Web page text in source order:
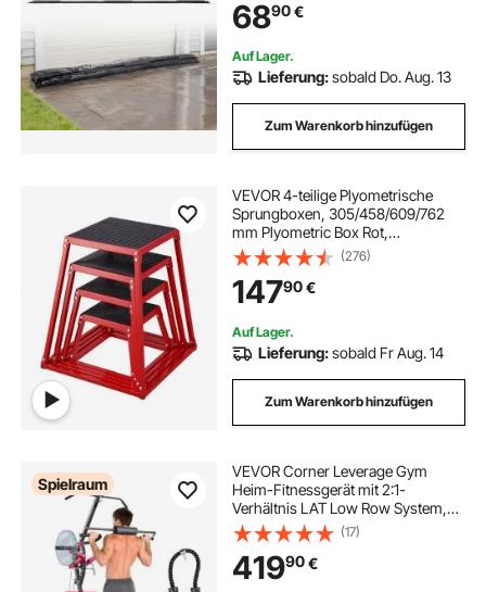
Hochwassersäcke
Hochwassersperre
6890€
Auf Lager.
Lieferung:sobald Do. Aug. 13
Zum Warenkorb hinzufügen
VEVOR 4-teilige Plyometrische
Sprungboxen, 305/458/609/762
mm Plyometric Box Rot,
Rutschfestes Fitness-Übungs-
Step-Up-Box-Set für Heim-Fitness-
Training, Konditions-Krafttraining,
Jump Training Tragbar
(276)
14790€
Auf Lager.
Lieferung:sobald Fr Aug. 14
Zum Warenkorb hinzufügen
Spielraum
VEVOR Corner Leverage Gym
Heim-Fitnessgerät mit 2:1-
Verhältnis LAT Low Row System,
Krafttrainingsgerät für Kniebeugen
Kreuzheben Bankdrücken
Bizepscurls, verstellbare
Ganzkörper-Trainingsstation
(17)
41990€